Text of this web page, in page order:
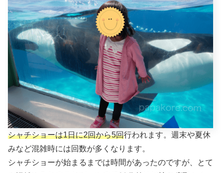
シャチショーは1日に2回から5回行われます。週末や夏休
みなど混雑時には回数が多くなります。
シャチショーが始まるまでは時間があったのですが、とて